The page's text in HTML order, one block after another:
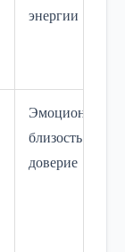
энергии
Эмоциональная
близость и
доверие